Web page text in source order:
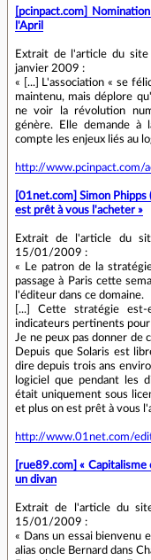
[pcinpact.com]
l'April
Extrait de l'article du
janvier 2009 :
« [...] L'association « se
maintenu, mais déplore
ne voir la révolution
génère. Elle demande à
compte les enjeux liés au
http://www.pcinpact.com/
[01net.com] Simon Phipps
est prêt à vous l'acheter »
Extrait de l'article du
15/01/2009 :
« Le patron de la
passage à Paris cette
l'éditeur dans ce domaine.
[...] Cette stratégie
indicateurs pertinents
Je ne peux pas donner de
Depuis que Solaris est
dire depuis trois ans
logiciel que pendant les
était uniquement sous
et plus on est prêt à vous
http://www.01net.com/
[rue89.com] «
un divan
Extrait de l'article du
15/01/2009 :
« Dans un essai bienvenu
alias oncle Bernard dans